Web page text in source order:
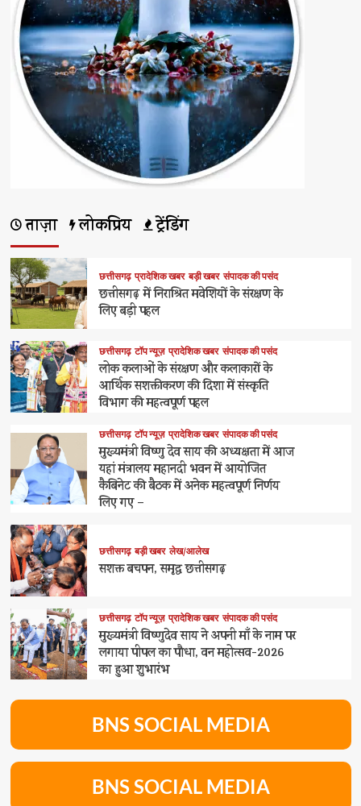
ताज़ा लोकप्रिय ट्रेंडिंग
छत्तीसगढ़ प्रादेशिक खबर बड़ी खबर संपादक की पसंद
छत्तीसगढ़ में निराश्रित मवेशियों के संरक्षण के
लिए बड़ी पहल
छत्तीसगढ़ टॉप न्यूज़ प्रादेशिक खबर संपादक की पसंद
लोक कलाओं के संरक्षण और कलाकारों के
आर्थिक सशक्तीकरण की दिशा में संस्कृति
विभाग की महत्वपूर्ण पहल
छत्तीसगढ़ टॉप न्यूज़ प्रादेशिक खबर संपादक की पसंद
मुख्यमंत्री विष्णु देव साय की अध्यक्षता में आज
यहां मंत्रालय महानदी भवन में आयोजित
कैबिनेट की बैठक में अनेक महत्वपूर्ण निर्णय
लिए गए –
छत्तीसगढ़ बड़ी खबर लेख/आलेख
सशक्त बचपन, समृद्ध छत्तीसगढ़
छत्तीसगढ़ टॉप न्यूज़ प्रादेशिक खबर संपादक की पसंद
मुख्यमंत्री विष्णुदेव साय ने अपनी माँ के नाम पर
लगाया पीपल का पौधा, वन महोत्सव-2026
का हुआ शुभारंभ
BNS SOCIAL MEDIA
BNS SOCIAL MEDIA